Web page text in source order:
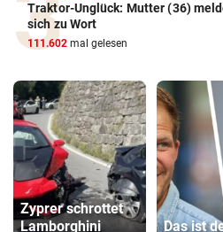
Traktor-Unglück: Mutter (36)
sich zu Wort
111.602 mal gelesen
Zyprer schrottet
Lamborghini
Das ist